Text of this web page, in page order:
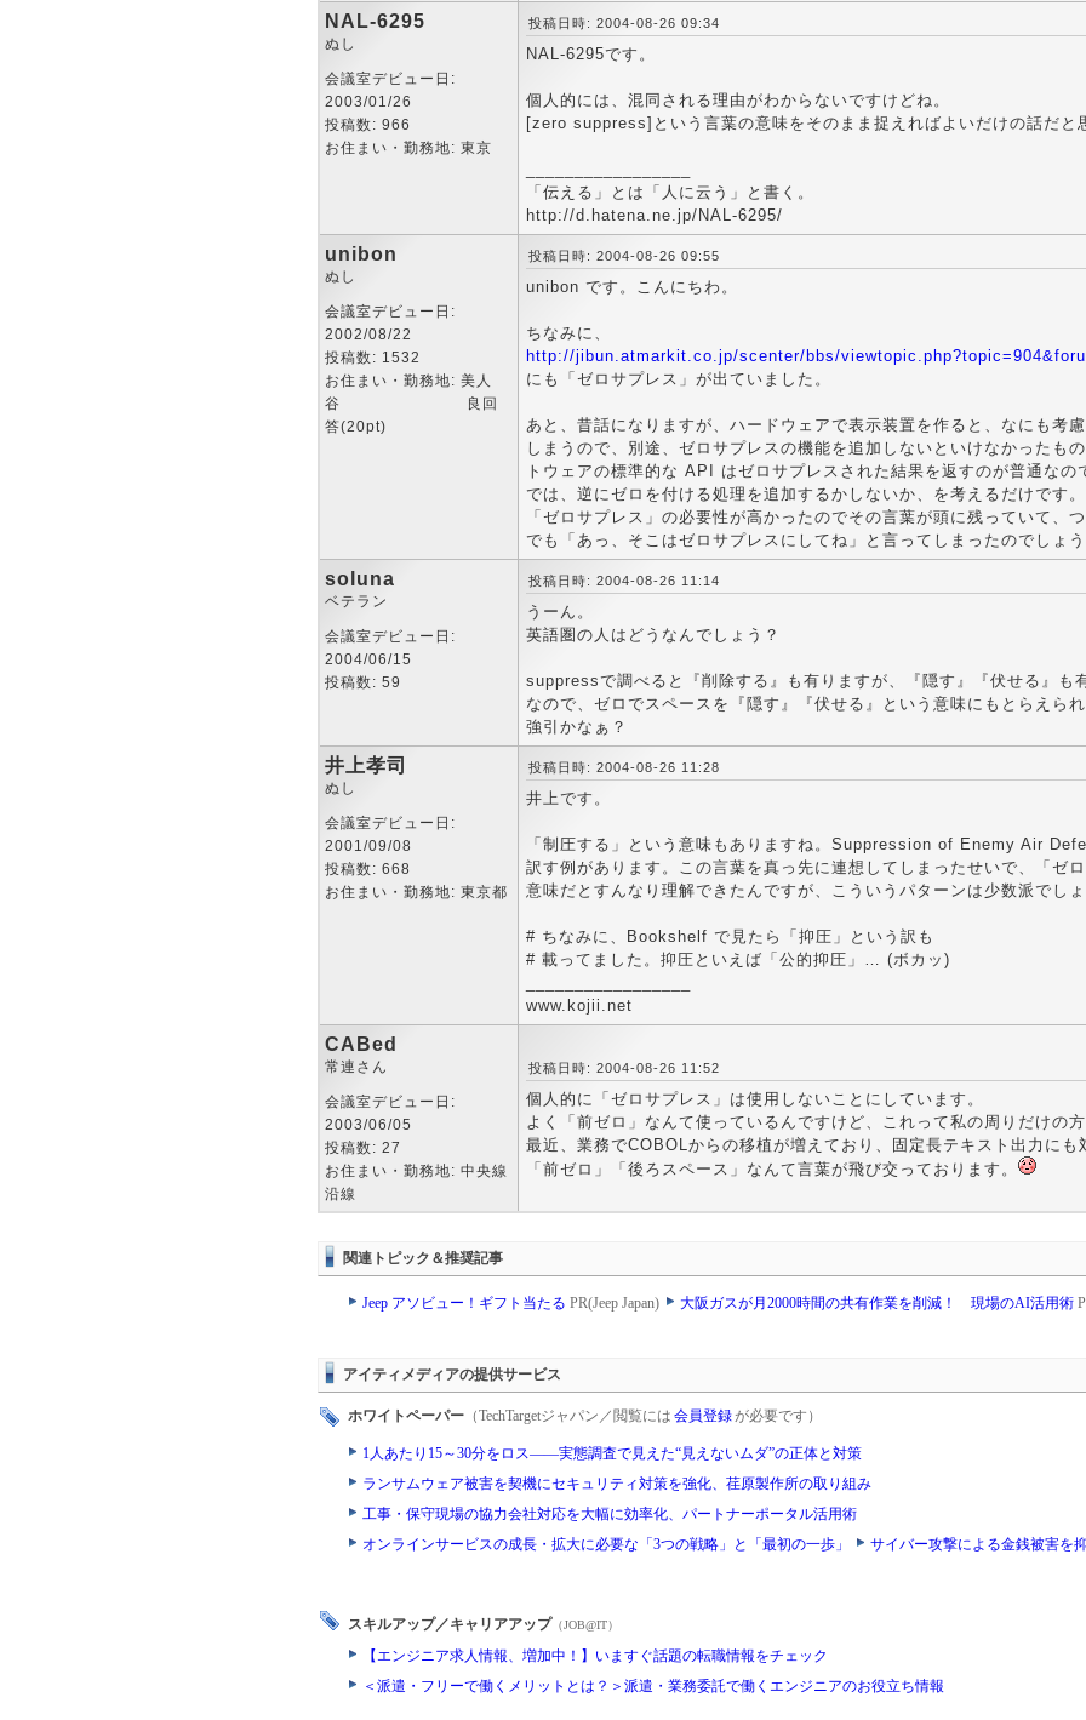
NAL-6295
ぬし
会議室デビュー日:
2003/01/26
投稿数: 966
お住まい・勤務地: 東京
投稿日時: 2004-08-26 09:34
NAL-6295です。
個人的には、混同される理由がわからないですけどね。
[zero suppress]という言葉の意味をそのまま捉えればよいだけの話だと
「伝える」とは「人に云う」と書く。
http://d.hatena.ne.jp/NAL-6295/
unibon
ぬし
会議室デビュー日:
2002/08/22
投稿数: 1532
お住まい・勤務地: 美人
谷 良回
答(20pt)
投稿日時: 2004-08-26 09:55
unibon です。こんにちわ。
ちなみに、
http://jibun.atmarkit.co.jp/scenter/bbs/
にも「ゼロサプレス」が出ていました。
あと、昔話になりますが、ハードウェアで表示装置を作ると、なにも考
しまうので、別途、ゼロサプレスの機能を追加しないといけなかったも
トウェアの標準的な API はゼロサプレスされた結果を返すのが普通なの
では、逆にゼロを付ける処理を追加するかしないか、を考えるだけです
「ゼロサプレス」の必要性が高かったのでその言葉が頭に残っていて、
でも「あっ、そこはゼロサプレスにしてね」と言ってしまったのでしょう
soluna
ベテラン
会議室デビュー日:
2004/06/15
投稿数: 59
投稿日時: 2004-08-26 11:14
うーん。
英語圏の人はどうなんでしょう？
suppressで調べると『削除する』も有りますが、『隠す』『伏せる』も
なので、ゼロでスペースを『隠す』『伏せる』という意味にもとらえられ
強引かなぁ？
井上孝司
ぬし
会議室デビュー日:
2001/09/08
投稿数: 668
お住まい・勤務地: 東京都
投稿日時: 2004-08-26 11:28
井上です。
「制圧する」という意味もありますね。Suppression of Enemy Air
訳す例があります。この言葉を真っ先に連想してしまったせいで、「ゼ
意味だとすんなり理解できたんですが、こういうパターンは少数派でし
# ちなみに、Bookshelf で見たら「抑圧」という訳も
# 載ってました。抑圧といえば「公的抑圧」… (ボカッ)
www.kojii.net
CABed
常連さん
会議室デビュー日:
2003/06/05
投稿数: 27
お住まい・勤務地: 中央線
沿線
投稿日時: 2004-08-26 11:52
個人的に「ゼロサプレス」は使用しないことにしています。
よく「前ゼロ」なんて使っているんですけど、これって私の周りだけの
最近、業務でCOBOLからの移植が増えており、固定長テキスト出力にも
「前ゼロ」「後ろスペース」なんて言葉が飛び交っております。
関連トピック＆推奨記事
Jeep アソビュー！ギフト当たる PR(Jeep Japan) 大阪ガスが月2000時間の共有作業を削減！ 現場のAI活用術
アイティメディアの提供サービス
ホワイトペーパー （TechTargetジャパン／閲覧には 会員登録が必要です）
1人あたり15～30分をロス――実態調査で見えた“見えないムダ”の正体と対策
ランサムウェア被害を契機にセキュリティ対策を強化、荏原製作所の取り組み
工事・保守現場の協力会社対応を大幅に効率化、パートナーポータル活用術
オンラインサービスの成長・拡大に必要な「3つの戦略」と「最初の一歩」
サイバー攻撃による金銭被害を
スキルアップ／キャリアアップ （JOB@IT）
【エンジニア求人情報、増加中！】いますぐ話題の転職情報をチェック
＜派遣・フリーで働くメリットとは？＞派遣・業務委託で働くエンジニアのお役立ち情報